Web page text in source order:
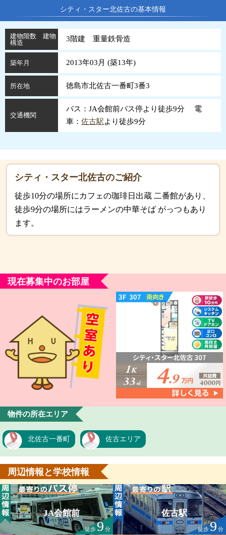
シティ・スター北佐古の基本情報
建物階数 建物
構造
3階建 重量鉄骨造
築年月 2013年03月 (築13年)
所在地 徳島市北佐古一番町3番3
交通機関
バス：JA会館前バス停より徒歩9分 電
車： 佐古駅より徒歩9分
シティ・スター北佐古のご紹介
徒歩10分の場所にカフェの珈琲日出蔵 二番館があり、
徒歩9分の場所にはラーメンの中華そば がっつもあり
ます。
現在募集中のお部屋
物件の所在エリア
北佐古一番町 佐古エリア
周辺情報と学校情報
JA会館前
徒歩9分
佐古駅
徒歩9分